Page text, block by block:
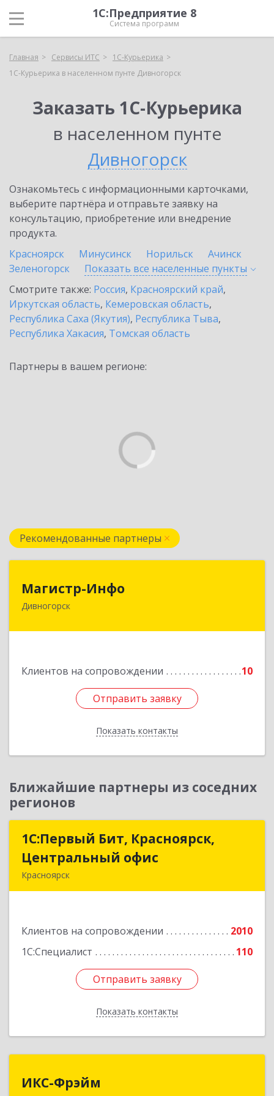
1С:Предприятие 8
Система программ
Главная Сервисы ИТС
1С-Курьерика
1С-Курьерика в населенном пунте Дивногорск
Заказать 1С-Курьерика
в населенном пунте
Дивногорск
Ознакомьтесь с информационными карточками,
выберите партнёра и отправьте заявку на
консультацию, приобретение или внедрение
продукта.
Красноярск
Минусинск Норильск
Ачинск
Зеленогорск
Показать все населенные пункты
Смотрите также: Россия, Красноярский край,
Иркутская область, Кемеровская область,
Республика Саха (Якутия), Республика Тыва,
Республика Хакасия, Томская область
Партнеры в вашем регионе:
Рекомендованные партнеры
Магистр-Инфо
Дивногорск
Клиентов на сопровождении 10
Отправить заявку
Показать контакты
663090 Красноярский край Дивногорск г
Отправить заявку
Назад
Ближайшие партнеры из соседних
регионов
1С:Первый Бит, Красноярск,
Центральный офис
Красноярск
Клиентов на сопровождении
2010
1С:Специалист
110
Отправить заявку
Показать контакты
1С:Первый Бит, Красноярск,
Центральный офис
Подробнее
Отправить заявку
Назад
ИКС-Фрэйм